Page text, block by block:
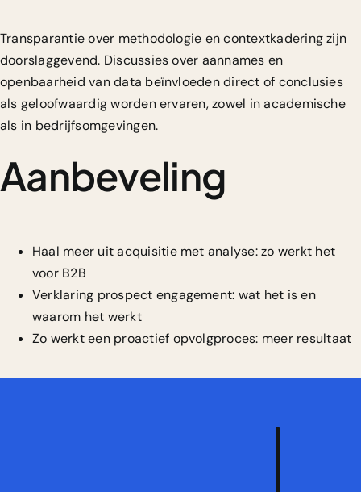
Transparantie over methodologie en contextkadering zijn
doorslaggevend. Discussies over aannames en
openbaarheid van data beïnvloeden direct of conclusies
als geloofwaardig worden ervaren, zowel in academische
als in bedrijfsomgevingen.
Aanbeveling
Haal meer uit acquisitie met analyse: zo werkt het
voor B2B
Verklaring prospect engagement: wat het is en
waarom het werkt
Zo werkt een proactief opvolgproces: meer resultaat